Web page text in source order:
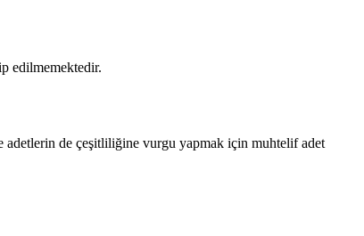
edilmemektedir.
adetlerin de çeşitliliğine vurgu yapmak için muhtelif adet